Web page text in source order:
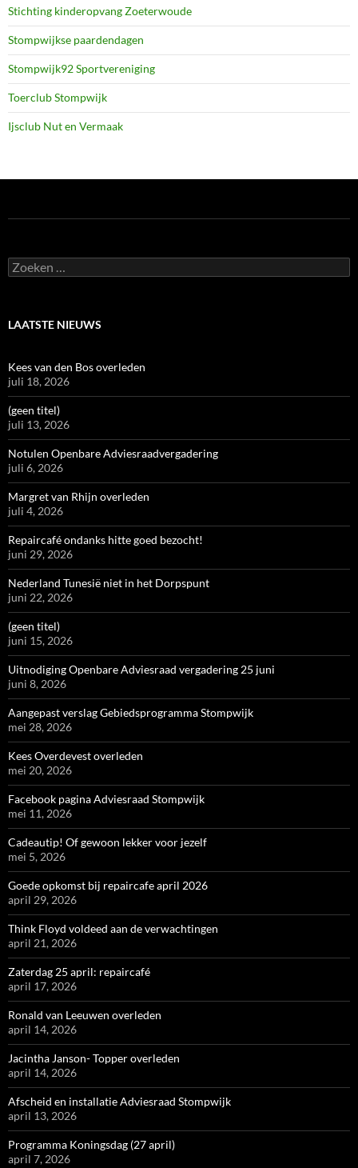
Stichting kinderopvang Zoeterwoude
Stompwijkse paardendagen
Stompwijk92 Sportvereniging
Toerclub Stompwijk
Ijsclub Nut en Vermaak
Zoeken
naar:
LAATSTE NIEUWS
Kees van den Bos overleden
juli 18, 2026
(geen titel)
juli 13, 2026
Notulen Openbare Adviesraadvergadering
juli 6, 2026
Margret van Rhijn overleden
juli 4, 2026
Repaircafé ondanks hitte goed bezocht!
juni 29, 2026
Nederland Tunesië niet in het Dorpspunt
juni 22, 2026
(geen titel)
juni 15, 2026
Uitnodiging Openbare Adviesraad vergadering 25 juni
juni 8, 2026
Aangepast verslag Gebiedsprogramma Stompwijk
mei 28, 2026
Kees Overdevest overleden
mei 20, 2026
Facebook pagina Adviesraad Stompwijk
mei 11, 2026
Cadeautip! Of gewoon lekker voor jezelf
mei 5, 2026
Goede opkomst bij repaircafe april 2026
april 29, 2026
Think Floyd voldeed aan de verwachtingen
april 21, 2026
Zaterdag 25 april: repaircafé
april 17, 2026
Ronald van Leeuwen overleden
april 14, 2026
Jacintha Janson- Topper overleden
april 14, 2026
Afscheid en installatie Adviesraad Stompwijk
april 13, 2026
Programma Koningsdag (27 april)
april 7, 2026